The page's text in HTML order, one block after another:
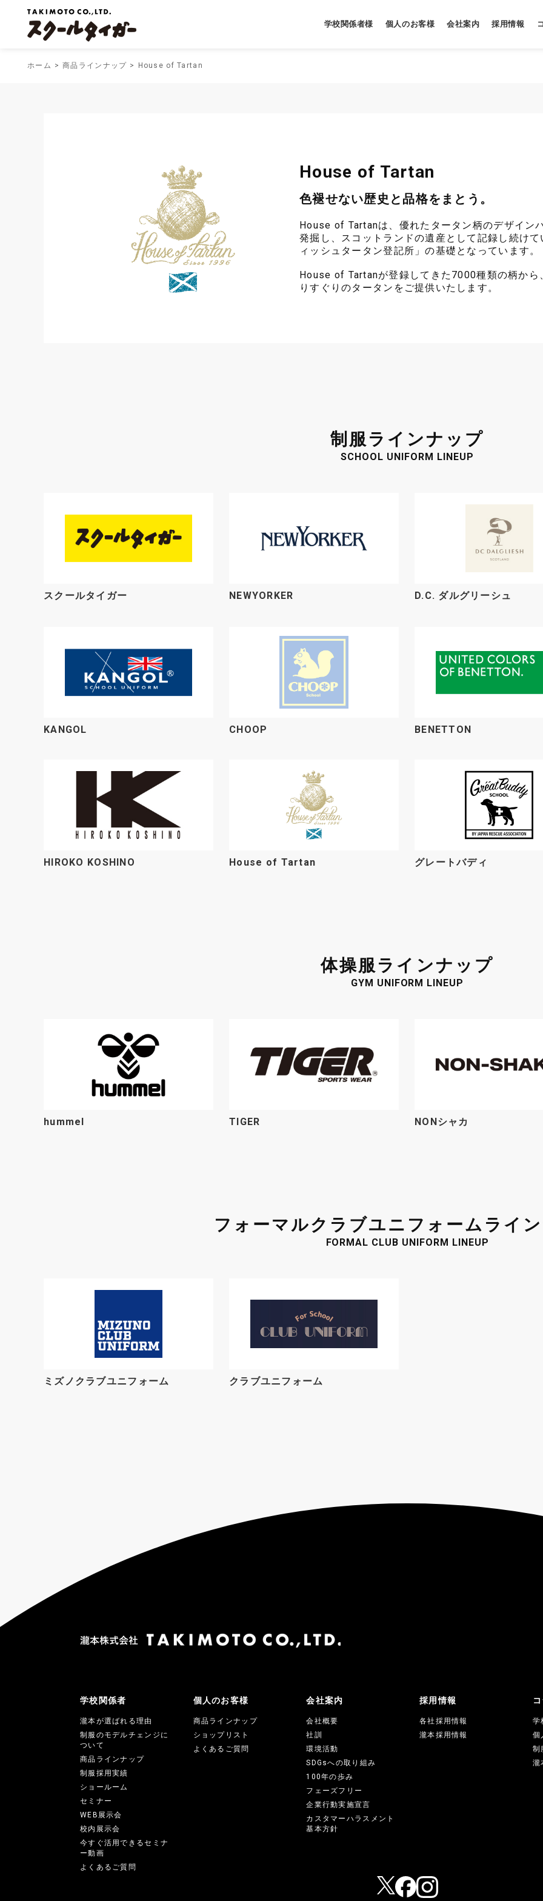
学校関係者様 個人のお客様 会社案内 採用情報
ホーム 商品ラインナップ House of Tartan
House of Tartan
色褪せない歴史と品格をまとう。
House of Tartanは、優れたタータン柄のデザイン
発掘し、スコットランドの遺産として記録し続け
ィッシュタータン登記所」の基礎となっています。
House of Tartanが登録してきた7000種類の柄か
りすぐりのタータンをご提供いたします。
制服ラインナップ
SCHOOL UNIFORM LINEUP
スクールタイガー NEWYORKER D.C. ダルグリーシュ
KANGOL CHOOP BENETTON
HIROKO KOSHINO House of Tartan グレートバディ
体操服ラインナップ
GYM UNIFORM LINEUP
hummel TIGER NONシャカ
フォーマルクラブユニフォームライ
FORMAL CLUB UNIFORM LINEUP
ミズノクラブユニフォーム クラブユニフォーム
学校関係者
瀧本が選ばれる理由
制服のモデルチェンジに
ついて
商品ラインナップ
制服採用実績
ショールーム
セミナー
WEB展示会
校内展示会
今すぐ活用できるセミナ
ー動画
よくあるご質問
個人のお客様
商品ラインナップ
ショップリスト
よくあるご質問
会社案内
会社概要
社訓
環境活動
SDGsへの取り組み
100年の歩み
フェーズフリー
企業行動実施宣言
カスタマーハラスメント
基本方針
採用情報
各社採用情報
瀧本採用情報
学
個
制
瀧
今すぐ活用できるセミナー動画
よくあるご質問
SDGsへの取り組み
100年の歩み